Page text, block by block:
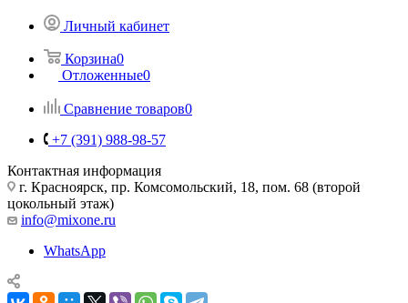
Личный кабинет
Корзина0
Отложенные0
Сравнение товаров0
+7 (391) 988-98-57
Контактная информация
г. Красноярск, пр. Комсомольский, 18, пом. 68 (второй
цокольный этаж)
info@mixone.ru
WhatsApp